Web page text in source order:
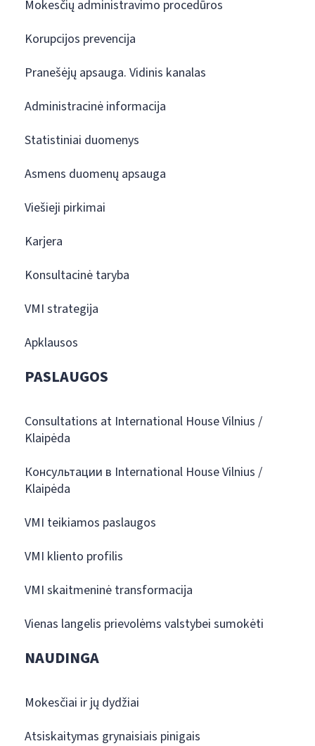
Mokesčių administravimo procedūros
Korupcijos prevencija
Pranešėjų apsauga. Vidinis kanalas
Administracinė informacija
Statistiniai duomenys
Asmens duomenų apsauga
Viešieji pirkimai
Karjera
Konsultacinė taryba
VMI strategija
Apklausos
PASLAUGOS
Consultations at International House Vilnius /
Klaipėda
Консультации в International House Vilnius /
Klaipėda
VMI teikiamos paslaugos
VMI kliento profilis
VMI skaitmeninė transformacija
Vienas langelis prievolėms valstybei sumokėti
NAUDINGA
Mokesčiai ir jų dydžiai
Atsiskaitymas grynaisiais pinigais